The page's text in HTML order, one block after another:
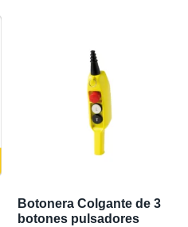
Botonera Colgante de 3
botones pulsadores